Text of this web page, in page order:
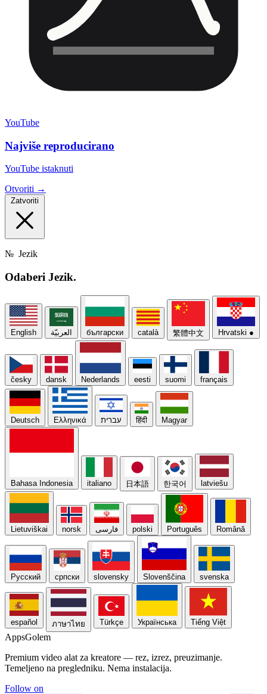
YouTube
Najviše reproducirano
YouTube istaknuti
Otvoriti →
Zatvoriti
№ Jezik
Odaberi Jezik.
English العربيّة български català 繁體中文 Hrvatski ●
česky dansk Nederlands eesti suomi français
Deutsch Ελληνικά עברית हिंदी Magyar
Bahasa Indonesia italiano 日本語 한국어 latviešu
Lietuviškai norsk فارسی polski Português Română
Русский српски slovensky Slovenščina svenska
español ภาษาไทย Türkçe Українська Tiếng Việt
AppsGolem
Premium video alat za kreatore — rez, izrez, preuzimanje.
Temeljeno na pregledniku. Nema instalacija.
Follow on